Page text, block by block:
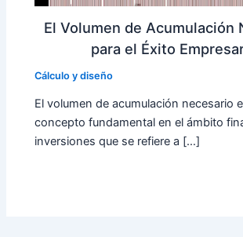
El Volumen de Acumulación
para el Éxito
Cálculo y diseño
El volumen de acumulación necesario
concepto fundamental en el ámbito
inversiones que se refiere a […]